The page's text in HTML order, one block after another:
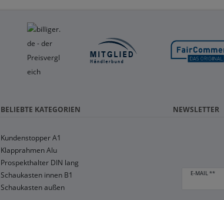
BELIEBTE KATEGORIEN
Kundenstopper A1
Klapprahmen Alu
Prospekthalter DIN lang
Schaukasten innen B1
Schaukasten außen
NEWSLETTER
E-MAIL **